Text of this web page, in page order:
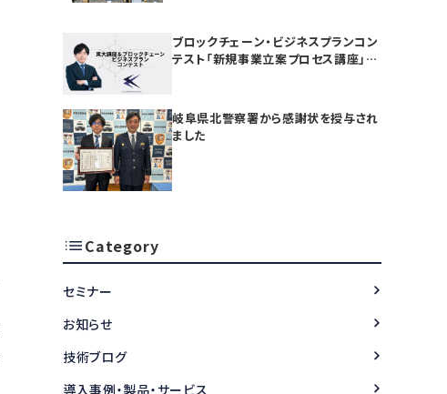
ブロックチェーン・ビジネスプランコン
テスト「新規事業立案プロセス講座」を
岐阜県北警察署から感謝状を授与され
ました
Category
セミナー
お知らせ
技術ブログ
導入事例・製品・サービス